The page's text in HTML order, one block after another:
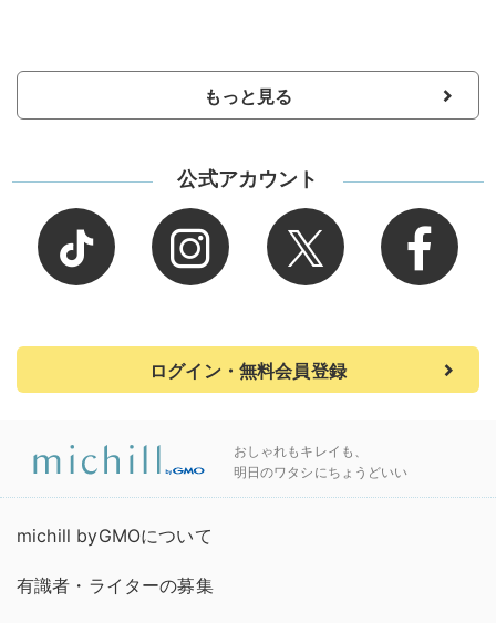
もっと見る
公式アカウント
ログイン・無料会員登録
おしゃれもキレイも、
明日のワタシにちょうどいい
michill byGMOについて
有識者・ライターの募集